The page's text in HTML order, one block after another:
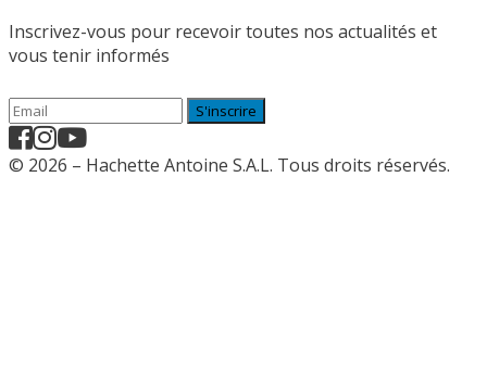
Inscrivez-vous pour recevoir toutes nos actualités et
vous tenir informés
S'inscrire
© 2026 – Hachette Antoine S.A.L. Tous droits réservés.